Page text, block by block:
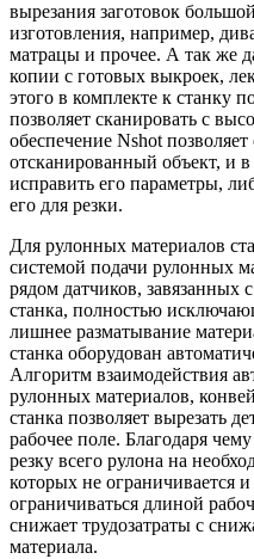
вырезания заготовок
изготовления, например,
матрацы и прочее. А так же
копии с готовых выкроек,
этого в комплекте к станку
позволяет сканировать с
обеспечение Nshot позволяет
отсканированный объект, и
исправить его параметры,
его для резки.
Для рулонных материалов
системой подачи рулонных
рядом датчиков, завязанных
станка, полностью
лишнее разматывание
станка оборудован
Алгоритм взаимодействия
рулонных материалов,
станка позволяет вырезать
рабочее поле. Благодаря
резку всего рулона на
которых не ограничивается
ограничиваться длиной
снижает трудозатраты с
материала.